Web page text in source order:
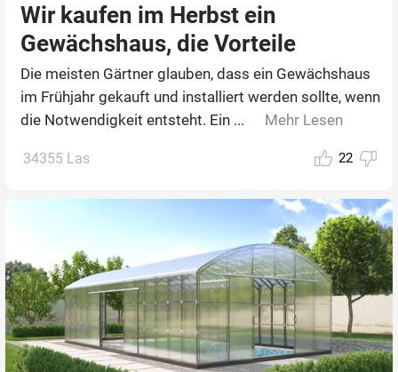
Wir kaufen im Herbst ein
Gewächshaus, die Vorteile
Die meisten Gärtner glauben, dass ein Gewächshaus
im Frühjahr gekauft und installiert werden sollte, wenn
die Notwendigkeit entsteht. Ein ...
Mehr Lesen
34355 Las 22